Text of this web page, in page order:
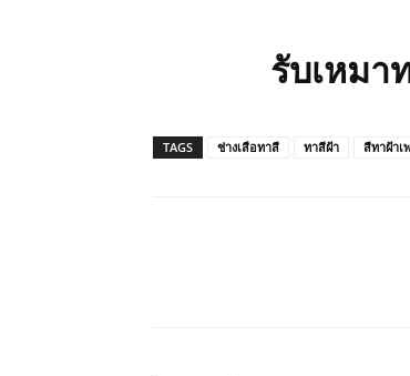
รับเหมา
TAGS ช่างเสือทาสี ทาสีฝ้า สีทาฝ้า